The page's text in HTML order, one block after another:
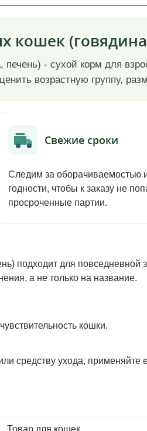
кошек
печень) - сухой корм для
возрастную группу,
Свежие сроки
Следим за оборачиваемостью
годности, чтобы к заказу не
просроченные партии.
подходит для
а не только на название.
кошки.
средству ухода,